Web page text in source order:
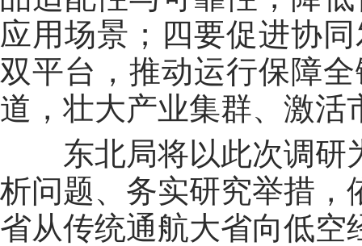
应用场景；四要促进协
双平台，推动运行保障
道，壮大产业集群、激活
东北局将以此次调研
析问题、务实研究举措，
省从传统通航大省向低空